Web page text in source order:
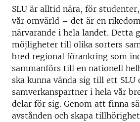
SLU är alltid nära, för
vår omvärld – det är en
närvarande i hela landet. Detta
möjligheter till olika sorters
bred regional förankring som
sammanförs till en nationell
ska kunna vända sig till ett SLU
samverkanspartner i hela vår
delar för sig. Genom att finna
avstånden och skapa